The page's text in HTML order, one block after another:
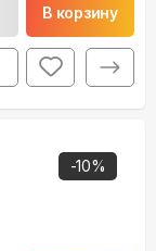
В корзину
-10%